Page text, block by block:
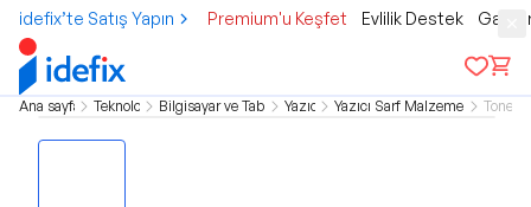
idefix’te Satış Yapın Premium'u Keşfet Evlilik Destek
Ana sayfa Teknoloji Bilgisayar ve Tablet Yazıcı Yazıcı Sarf Malzemeleri Toner